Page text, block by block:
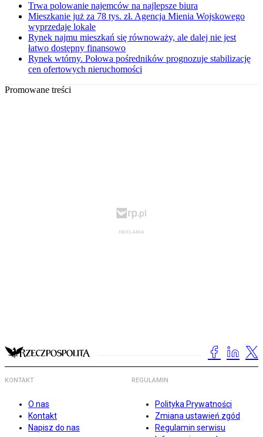
Trwa polowanie najemców na najlepsze biura
Mieszkanie już za 78 tys. zł. Agencja Mienia Wojskowego
wyprzedaje lokale
Rynek najmu mieszkań się równoważy, ale dalej nie jest
łatwo dostępny finansowo
Rynek wtórny. Połowa pośredników prognozuje stabilizację
cen ofertowych nieruchomości
Promowane treści
KONTAKT
O nas
Kontakt
Napisz do nas
REGULAMIN
Polityka Prywatności
Zmiana ustawień zgód
Regulamin serwisu